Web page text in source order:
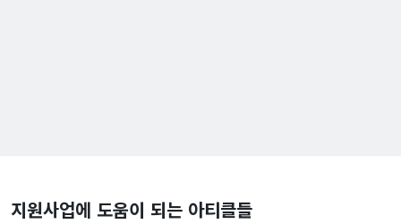
지원사업에 도움이 되는 아티클들